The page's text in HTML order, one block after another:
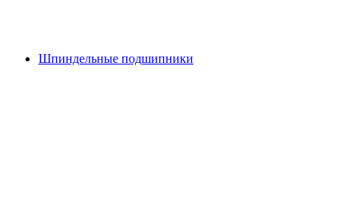
Шпиндельные подшипники